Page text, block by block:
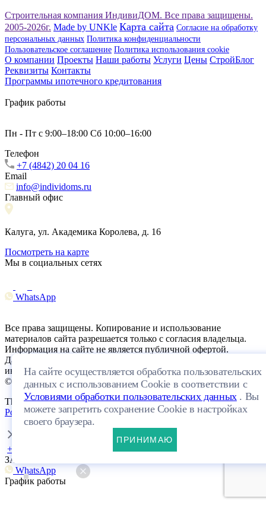
Строительная компания ИндивиДОМ. Все права защищены.
2005-2026г. Made by UNKle Карта сайта Согласие на обработку
персональных данных Политика конфиденциальности
Пользовательское соглашение Политика использования сookie
О компании Проекты Наши работы Услуги Цены СтройБлог
Реквизиты Контакты
Программы ипотечного кредитования
График работы
Пн - Пт с 9:00–18:00 Сб 10:00–16:00
Телефон
+7 (4842) 20 04 16
Email
info@individoms.ru
Главный офис
Калуга, ул. Академика Королева, д. 16
Посмотреть на карте
Мы в социальных сетях
WhatsApp
Все права защищены. Копирование и использование
материалов сайта разрешается только с согласия владельца.
Информация на сайте не является публичной офертой.
Данный интернет-сайт носит исключительно
информационный характер.
©Строительная компания «ИндивиДОМ» 2026
This site is protected by reCAPTCHA and the GooglePrivacy
PolicyandTerms of Serviceapply.
+7 (4842) 20 04 16
ЗАКАЗАТЬ ЗВОНОК
WhatsApp
График работы
На сайте осуществляется обработка пользовательских
данных с использованием Cookie в соответствии с
Условиями обработки пользовательских данных. Вы
можете запретить сохранение Cookie в настройках
своего браузера.
ПРИНИМАЮ